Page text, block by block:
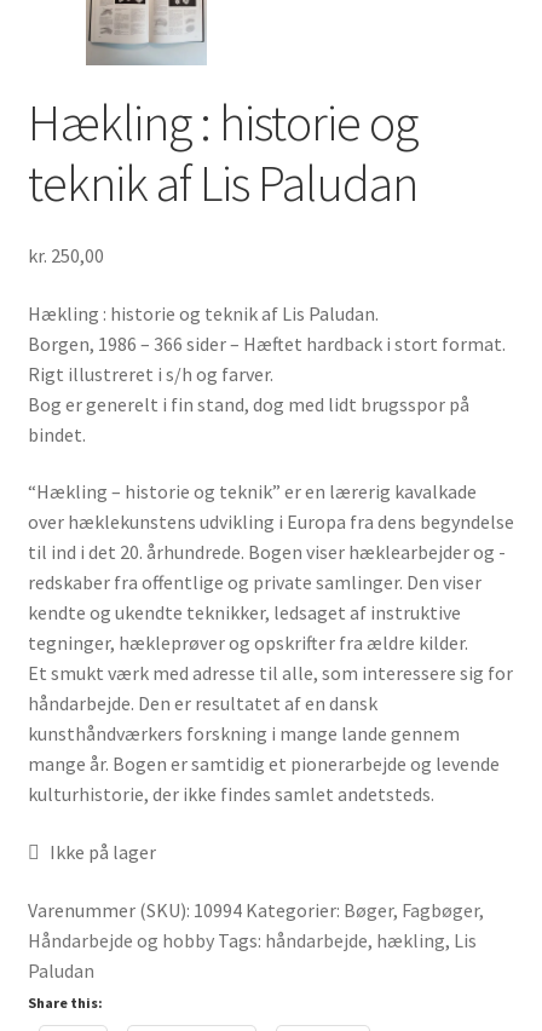
Hækling : historie og
teknik af Lis Paludan
kr. 250,00
Hækling : historie og teknik af Lis Paludan.
Borgen, 1986 – 366 sider – Hæftet hardback i stort format.
Rigt illustreret i s/h og farver.
Bog er generelt i fin stand, dog med lidt brugsspor på
bindet.
“Hækling – historie og teknik” er en lærerig kavalkade
over hæklekunstens udvikling i Europa fra dens begyndelse
til ind i det 20. århundrede. Bogen viser hæklearbejder og -
redskaber fra offentlige og private samlinger. Den viser
kendte og ukendte teknikker, ledsaget af instruktive
tegninger, hækleprøver og opskrifter fra ældre kilder.
Et smukt værk med adresse til alle, som interessere sig for
håndarbejde. Den er resultatet af en dansk
kunsthåndværkers forskning i mange lande gennem
mange år. Bogen er samtidig et pionerarbejde og levende
kulturhistorie, der ikke findes samlet andetsteds.
Ikke på lager
Varenummer (SKU): 10994 Kategorier: Bøger, Fagbøger,
Håndarbejde og hobby Tags: håndarbejde, hækling, Lis
Paludan
Share this: